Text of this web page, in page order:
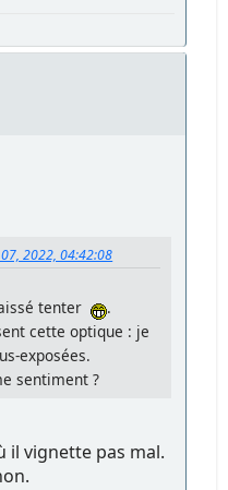
2022, 04:42:08
tenter
.
cette optique : je
exposées.
sentiment ?
il vignette pas mal.